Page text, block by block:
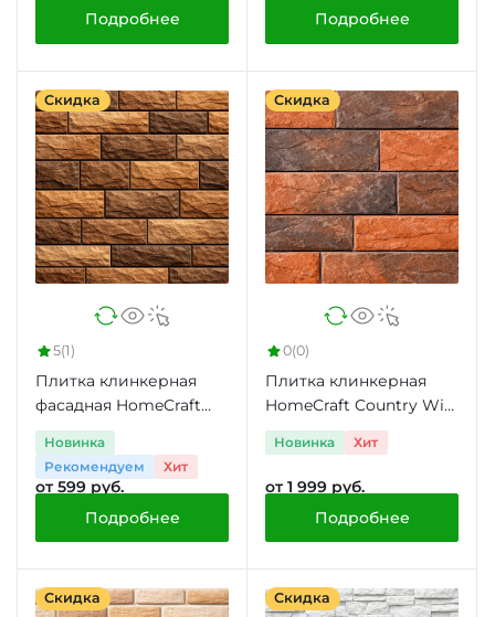
Подробнее
Подробнее
Скидка
5(1)
Плитка клинкерная
фасадная HomeCraft
J.Lisc, 0.53 м2
Новинка
Рекомендуем
Хит
от 599 руб.
Подробнее
Скидка
0(0)
Плитка клинкерная
HomeCraft Country Wis,
0.5 м2
Новинка Хит
от 1 999 руб.
Подробнее
Скидка Скидка